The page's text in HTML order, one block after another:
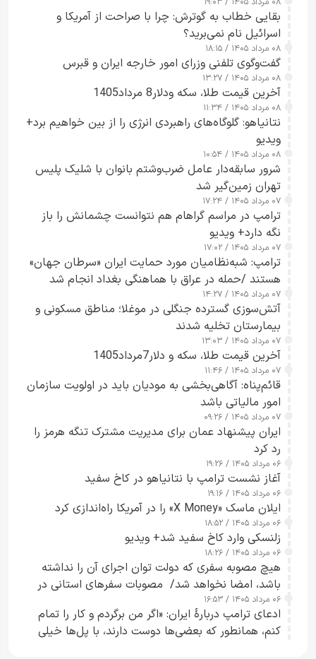
بقایی خطاب به گوترش: چرا با صراحت از آمریکا و
اسرائیل نام نمی‌برید؟
۰۸ مرداد ۱۴۰۵ / ۱۸:۱۵
گفت‌وگوی تلفنی وزرای امور خارجه ایران و قبرس
۰۸ مرداد ۱۴۰۵ / ۱۳:۲۷
آخرین قیمت طلا، سکه ودلار8 مرداد1405
۰۸ مرداد ۱۴۰۵ / ۱۱:۳۴
نتانیاهو: گلوگاه‌های راهبردی انرژی را از بین خواهیم برد+
ویدیو
۰۸ مرداد ۱۴۰۵ / ۱۰:۵۴
شرور سابقه‌دار عامل ضرب‌وشتم بانوان با شلیک پلیس
تهران زمین‌گیر شد
۰۷ مرداد ۱۴۰۵ / ۱۷:۲۴
ترامپ در مراسم گراهام هم نتوانست چشمانش را باز
نگه دارد+ ویدیو
۰۷ مرداد ۱۴۰۵ / ۱۷:۰۲
ترامپ: شبه‌نظامیان مورد حمایت ایران «سرطان جهان»
هستند /حمله در عراق با هماهنگی بغداد انجام شد
۰۷ مرداد ۱۴۰۵ / ۱۴:۲۷
آتش‌سوزی گسترده جنگلی در موغلا؛ مناطق مسکونی و
بیمارستان تخلیه شدند
۰۷ مرداد ۱۴۰۵ / ۱۳:۰۳
آخرین قیمت طلا، سکه و دلار7مرداد1405
۰۷ مرداد ۱۴۰۵ / ۱۱:۴۶
قائم‌پناه: آگاهی‌بخشی به مودیان باید در اولویت سازمان
امور مالیاتی باشد
۰۷ مرداد ۱۴۰۵ / ۰۹:۲۶
ایران پیشنهاد عمان برای مدیریت مشترک تنگه هرمز را
رد کرد
۰۶ مرداد ۱۴۰۵ / ۱۹:۲۶
آغاز نشست ترامپ با نتانیاهو در کاخ سفید
۰۶ مرداد ۱۴۰۵ / ۱۹:۱۶
ایلان ماسک «X Money» را در آمریکا راه‌اندازی کرد
۰۶ مرداد ۱۴۰۵ / ۱۸:۵۲
زلنسکی وارد کاخ سفید شد+ ویدیو
۰۶ مرداد ۱۴۰۵ / ۱۸:۲۶
هیچ مصوبه سفری که دولت توان اجرای آن را نداشته
باشد، امضا نخواهد شد/ مصوبات سفرهای استانی در
چارچوب قانون بودجه است+ عکس
۰۶ مرداد ۱۴۰۵ / ۱۶:۵۳
ادعای ترامپ دربارهٔ ایران: «اگر من برگردم و کار را تمام
کنم، همانطور که بعضی‌ها دوست دارند، با پل‌ها خیلی